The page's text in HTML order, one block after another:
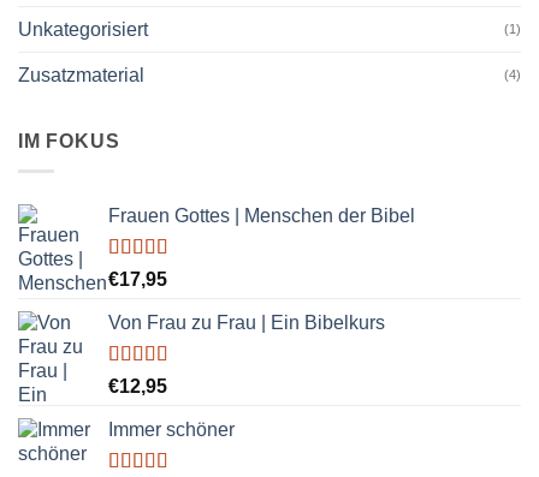
Unkategorisiert (1)
Zusatzmaterial (4)
IM FOKUS
Frauen Gottes | Menschen der Bibel
Bewertet
5.00
5
€17,95
Von Frau zu Frau | Ein Bibelkurs
Bewertet
5.00
5
€12,95
Immer schöner